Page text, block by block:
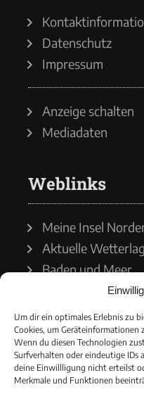
Um dir ein optimales Erlebnis zu
Cookies, um Geräteinformationen
Wenn du diesen Technologien
Surfverhalten oder eindeutige IDs
deine Einwillligung nicht erteilst
Merkmale und Funktionen
Datenschutz
Impressum
Anzeige schalten
Mediadaten
Weblinks
Meine Insel
Aktuelle
Baden und Meer
Wetterdienst
Wasserstände
Schiffsverkehr